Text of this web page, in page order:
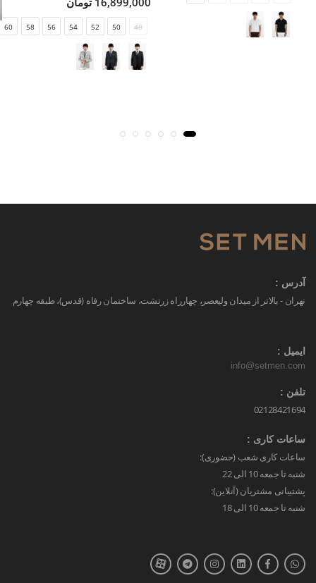
48
50
52
54
56
58
60
آدرس :
تهران - بالاتر از میدان ولیعصر، چهارراه زرتشت، ساختمان رفاه (قدس)، طبقه چهارم
ایمیل :
info@setmen.com
تلفن :
02128421694
ساعات کاری :
ساعات کاری شعب (حضوری):
شنبه تا جمعه 10 الی 22
پشتیبانی مشتریان (آنلاین):
شنبه تا جمعه 10 الی 18